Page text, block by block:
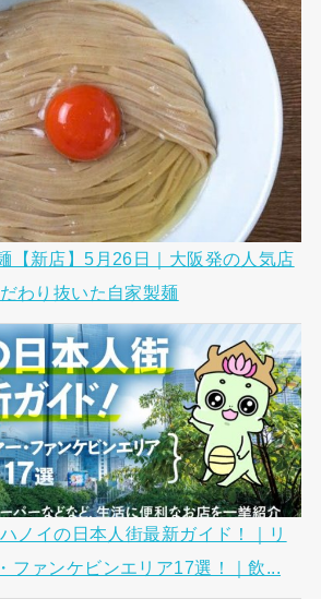
【新店】5月26日｜大阪発の人気店
わり抜いた自家製麺
ノイの日本人街最新ガイド！｜リ
ファンケビンエリア17選！｜飲...